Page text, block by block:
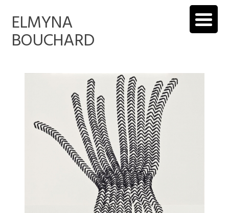
ELMYNA
BOUCHARD
Estampillage sur papier, 2011